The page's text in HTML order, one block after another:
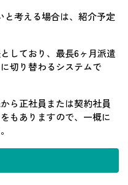
と考える場合は、紹介予定
しており、最長6ヶ月派遣
切り替わるシステムで
ら正社員または契約社員
もありますので、一概に